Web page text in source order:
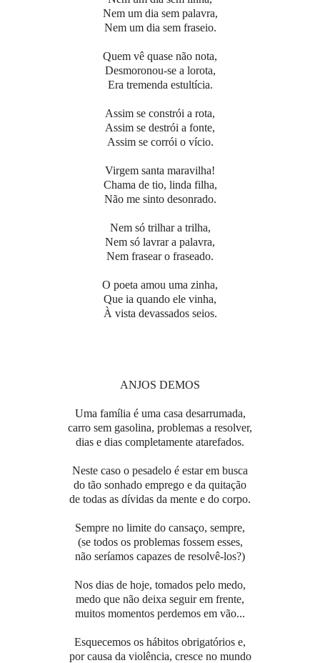
Nem um dia sem palavra,
Nem um dia sem fraseio.
Quem vê quase não nota,
Desmoronou-se a lorota,
Era tremenda estultícia.
Assim se constrói a rota,
Assim se destrói a fonte,
Assim se corrói o vício.
Virgem santa maravilha!
Chama de tio, linda filha,
Não me sinto desonrado.
Nem só trilhar a trilha,
Nem só lavrar a palavra,
Nem frasear o fraseado.
O poeta amou uma zinha,
Que ia quando ele vinha,
À vista devassados seios.
ANJOS DEMOS
Uma família é uma casa desarrumada,
carro sem gasolina, problemas a resolver,
dias e dias completamente atarefados.
Neste caso o pesadelo é estar em busca
do tão sonhado emprego e da quitação
de todas as dívidas da mente e do corpo.
Sempre no limite do cansaço, sempre,
(se todos os problemas fossem esses,
não seríamos capazes de resolvê-los?)
Nos dias de hoje, tomados pelo medo,
medo que não deixa seguir em frente,
muitos momentos perdemos em vão...
Esquecemos os hábitos obrigatórios e,
por causa da violência, cresce no mundo